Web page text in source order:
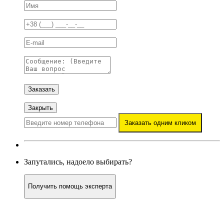
Заказать
Закрыть
Заказать одним кликом
Запутались, надоело выбирать?
Получить помощь эксперта